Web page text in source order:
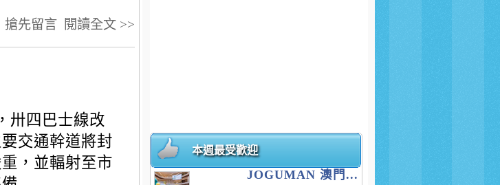
閱讀全文 >>
搶先留言
卅四巴士線改
交通幹道將封
，並輻射至市
本週最受歡迎
JOGUMAN 澳門...